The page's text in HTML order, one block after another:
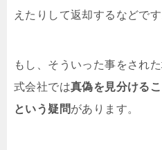
えたりして返却するなどです
もし、そういった事をされ
式会社では真偽を見分ける
という疑問があります。